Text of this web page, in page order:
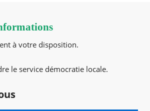
à votre disposition.
le service démocratie locale.